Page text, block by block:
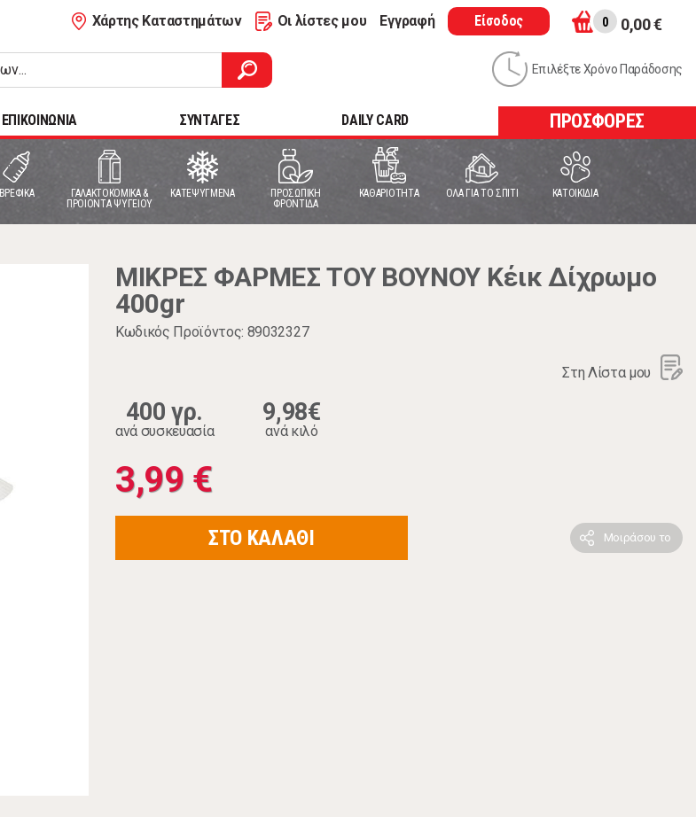
Χάρτης Καταστημάτων Οι λίστες μου Εγγραφή Είσοδος 0 0,00 €
Επιλέξτε Χρόνο Παράδοσης
ΕΠΙΚΟΙΝΩΝΙΑ ΣΥΝΤΑΓΕΣ DAILY CARD ΠΡΟΣΦΟΡΕΣ
ΒΡΕΦΙΚΑ
ΓΑΛΑΚΤΟΚΟΜΙΚΑ &
ΠΡΟΙΟΝΤΑ ΨΥΓΕΙΟΥ
ΚΑΤΕΨΥΓΜΕΝΑ
ΠΡΟΣΩΠΙΚΗ
ΦΡΟΝΤΙΔΑ
ΚΑΘΑΡΙΟΤΗΤΑ ΟΛΑ ΓΙΑ ΤΟ ΣΠΙΤΙ ΚΑΤΟΙΚΙΔΙΑ
ΜΙΚΡΕΣ ΦΑΡΜΕΣ ΤΟΥ ΒΟΥΝΟΥ Κέικ Δίχρωμο
400gr
Κωδικός Προϊόντος: 89032327
Στη Λίστα μου
400 γρ.
ανά συσκευασία
9,98€
ανά κιλό
3,99 €
ΣΤΟ ΚΑΛΑΘΙ Μοιράσου το